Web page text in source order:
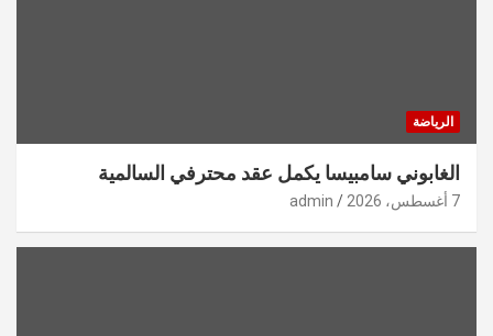
الرياضة
الغابوني سامبيسا يكمل عقد محترفي السالمية
7 أغسطس، 2026 admin